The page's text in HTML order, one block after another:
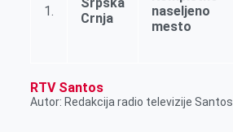
r
1.
Crnja
naseljeno
mesto
RTV Santos
Autor: Redakcija radio televizije Santos